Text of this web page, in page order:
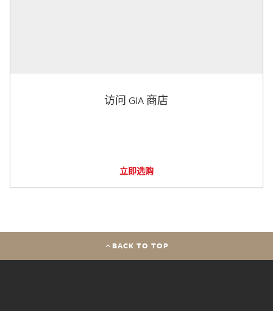
访问 GIA 商店
立即选购
BACK TO TOP